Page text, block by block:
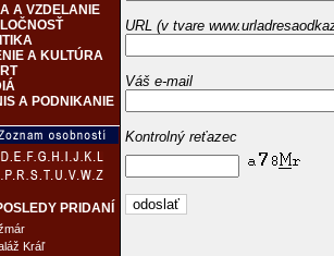
A VZDELANIE
A KULTÚRA
A PODNIKANIE
PRIDANÍ
Kráľ
URL (v tvare
Váš e-mail
Kontrolný reťazec